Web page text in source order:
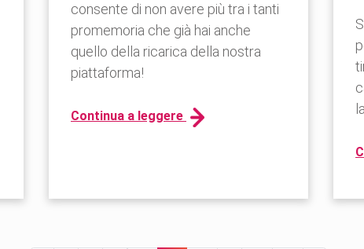
consente di non avere più tra i tanti
promemoria che già hai anche
quello della ricarica della nostra
piattaforma!
Continua a leggere